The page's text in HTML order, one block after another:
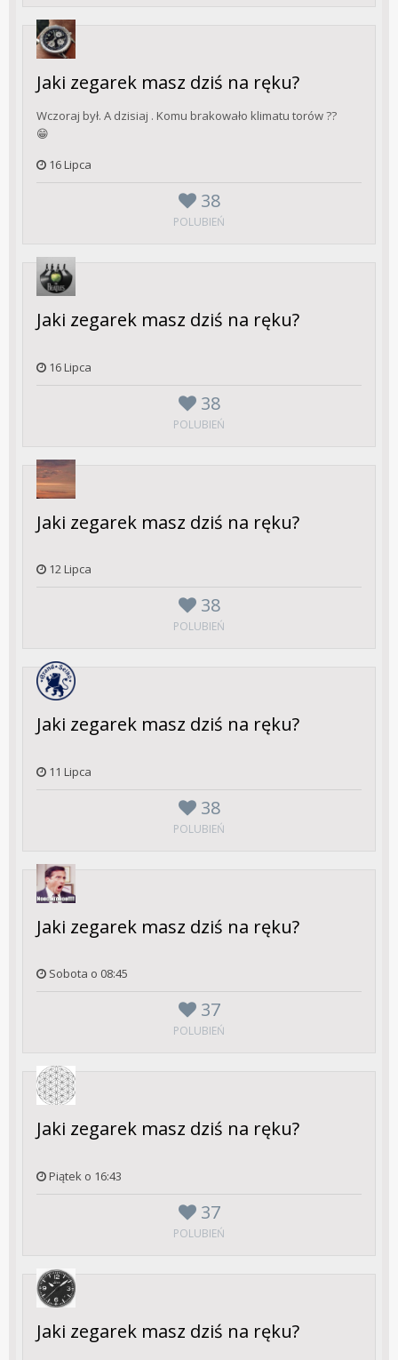
38
POLUBIEŃ
Jaki zegarek masz dziś na ręku?
Wczoraj był. A dzisiaj . Komu brakowało klimatu torów ??
😁
16 Lipca
38
POLUBIEŃ
Jaki zegarek masz dziś na ręku?
16 Lipca
38
POLUBIEŃ
Jaki zegarek masz dziś na ręku?
12 Lipca
38
POLUBIEŃ
Jaki zegarek masz dziś na ręku?
11 Lipca
37
POLUBIEŃ
Jaki zegarek masz dziś na ręku?
Sobota o 08:45
37
POLUBIEŃ
Jaki zegarek masz dziś na ręku?
Piątek o 16:43
Jaki zegarek masz dziś na ręku?